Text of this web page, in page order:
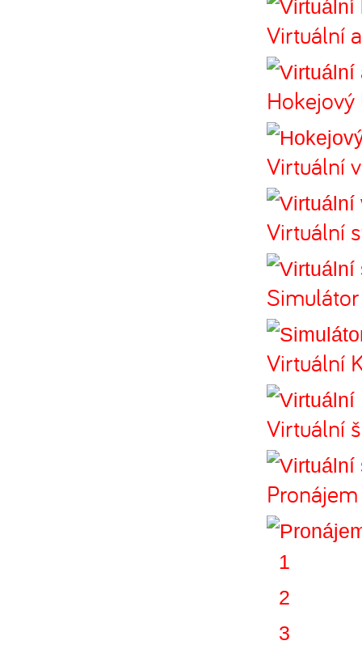
Virtuální
Virtuální
Virtuální
Virtuální
Virtuální
1
2
3